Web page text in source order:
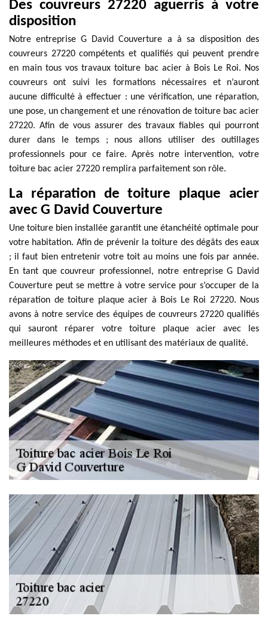
Des couvreurs 27220 aguerris à votre
disposition
Notre entreprise G David Couverture a à sa disposition des
couvreurs 27220 compétents et qualifiés qui peuvent prendre
en main tous vos travaux toiture bac acier à Bois Le Roi. Nos
couvreurs ont suivi les formations nécessaires et n’auront
aucune difficulté à effectuer : une vérification, une réparation,
une pose, un changement et une rénovation de toiture bac acier
27220. Afin de vous assurer des travaux fiables qui pourront
durer dans le temps ; nous allons utiliser des outillages
professionnels pour ce faire. Après notre intervention, votre
toiture bac acier 27220 remplira parfaitement son rôle.
La réparation de toiture plaque acier
avec G David Couverture
Une toiture bien installée garantit une étanchéité optimale pour
votre habitation. Afin de prévenir la toiture des dégâts des eaux
; il faut bien entretenir votre toit au moins une fois par année.
En tant que couvreur professionnel, notre entreprise G David
Couverture peut se mettre à votre service pour s’occuper de la
réparation de toiture plaque acier à Bois Le Roi 27220. Nous
avons à notre service des équipes de couvreurs 27220 qualifiés
qui sauront réparer votre toiture plaque acier avec les
meilleures méthodes et en utilisant des matériaux de qualité.